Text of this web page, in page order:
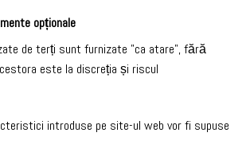
opționale
de terți sunt furnizate "ca atare", fără
este la discreția și riscul
introduse pe site-ul web vor fi supuse